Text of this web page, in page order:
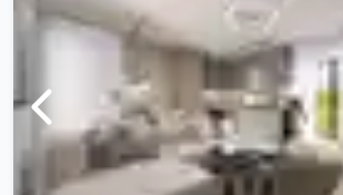
Ceny prodaných nemovitostí
Okamžitý výkup
Přehled realitních makléřů